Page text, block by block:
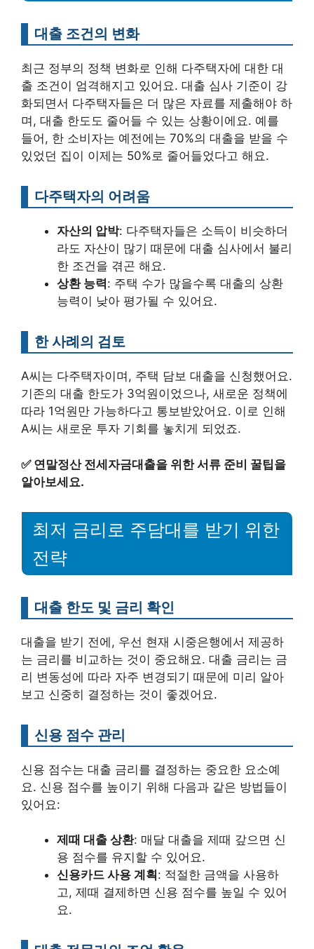
대출 조건의 변화
최근 정부의 정책 변화로 인해 다주택자에 대한 대
출 조건이 엄격해지고 있어요. 대출 심사 기준이 강
화되면서 다주택자들은 더 많은 자료를 제출해야 하
며, 대출 한도도 줄어들 수 있는 상황이에요. 예를
들어, 한 소비자는 예전에는 70%의 대출을 받을 수
있었던 집이 이제는 50%로 줄어들었다고 해요.
다주택자의 어려움
자산의 압박: 다주택자들은 소득이 비슷하더
라도 자산이 많기 때문에 대출 심사에서 불리
한 조건을 겪곤 해요.
상환 능력: 주택 수가 많을수록 대출의 상환
능력이 낮아 평가될 수 있어요.
한 사례의 검토
A씨는 다주택자이며, 주택 담보 대출을 신청했어요.
기존의 대출 한도가 3억원이었으나, 새로운 정책에
따라 1억원만 가능하다고 통보받았어요. 이로 인해
A씨는 새로운 투자 기회를 놓치게 되었죠.
✅ 연말정산 전세자금대출을 위한 서류 준비 꿀팁을
알아보세요.
최저 금리로 주담대를 받기 위한
전략
대출 한도 및 금리 확인
대출을 받기 전에, 우선 현재 시중은행에서 제공하
는 금리를 비교하는 것이 중요해요. 대출 금리는 금
리 변동성에 따라 자주 변경되기 때문에 미리 알아
보고 신중히 결정하는 것이 좋겠어요.
신용 점수 관리
신용 점수는 대출 금리를 결정하는 중요한 요소예
요. 신용 점수를 높이기 위해 다음과 같은 방법들이
있어요:
제때 대출 상환: 매달 대출을 제때 갚으면 신
용 점수를 유지할 수 있어요.
신용카드 사용 계획 : 적절한 금액을 사용하
고, 제때 결제하면 신용 점수를 높일 수 있어
요.